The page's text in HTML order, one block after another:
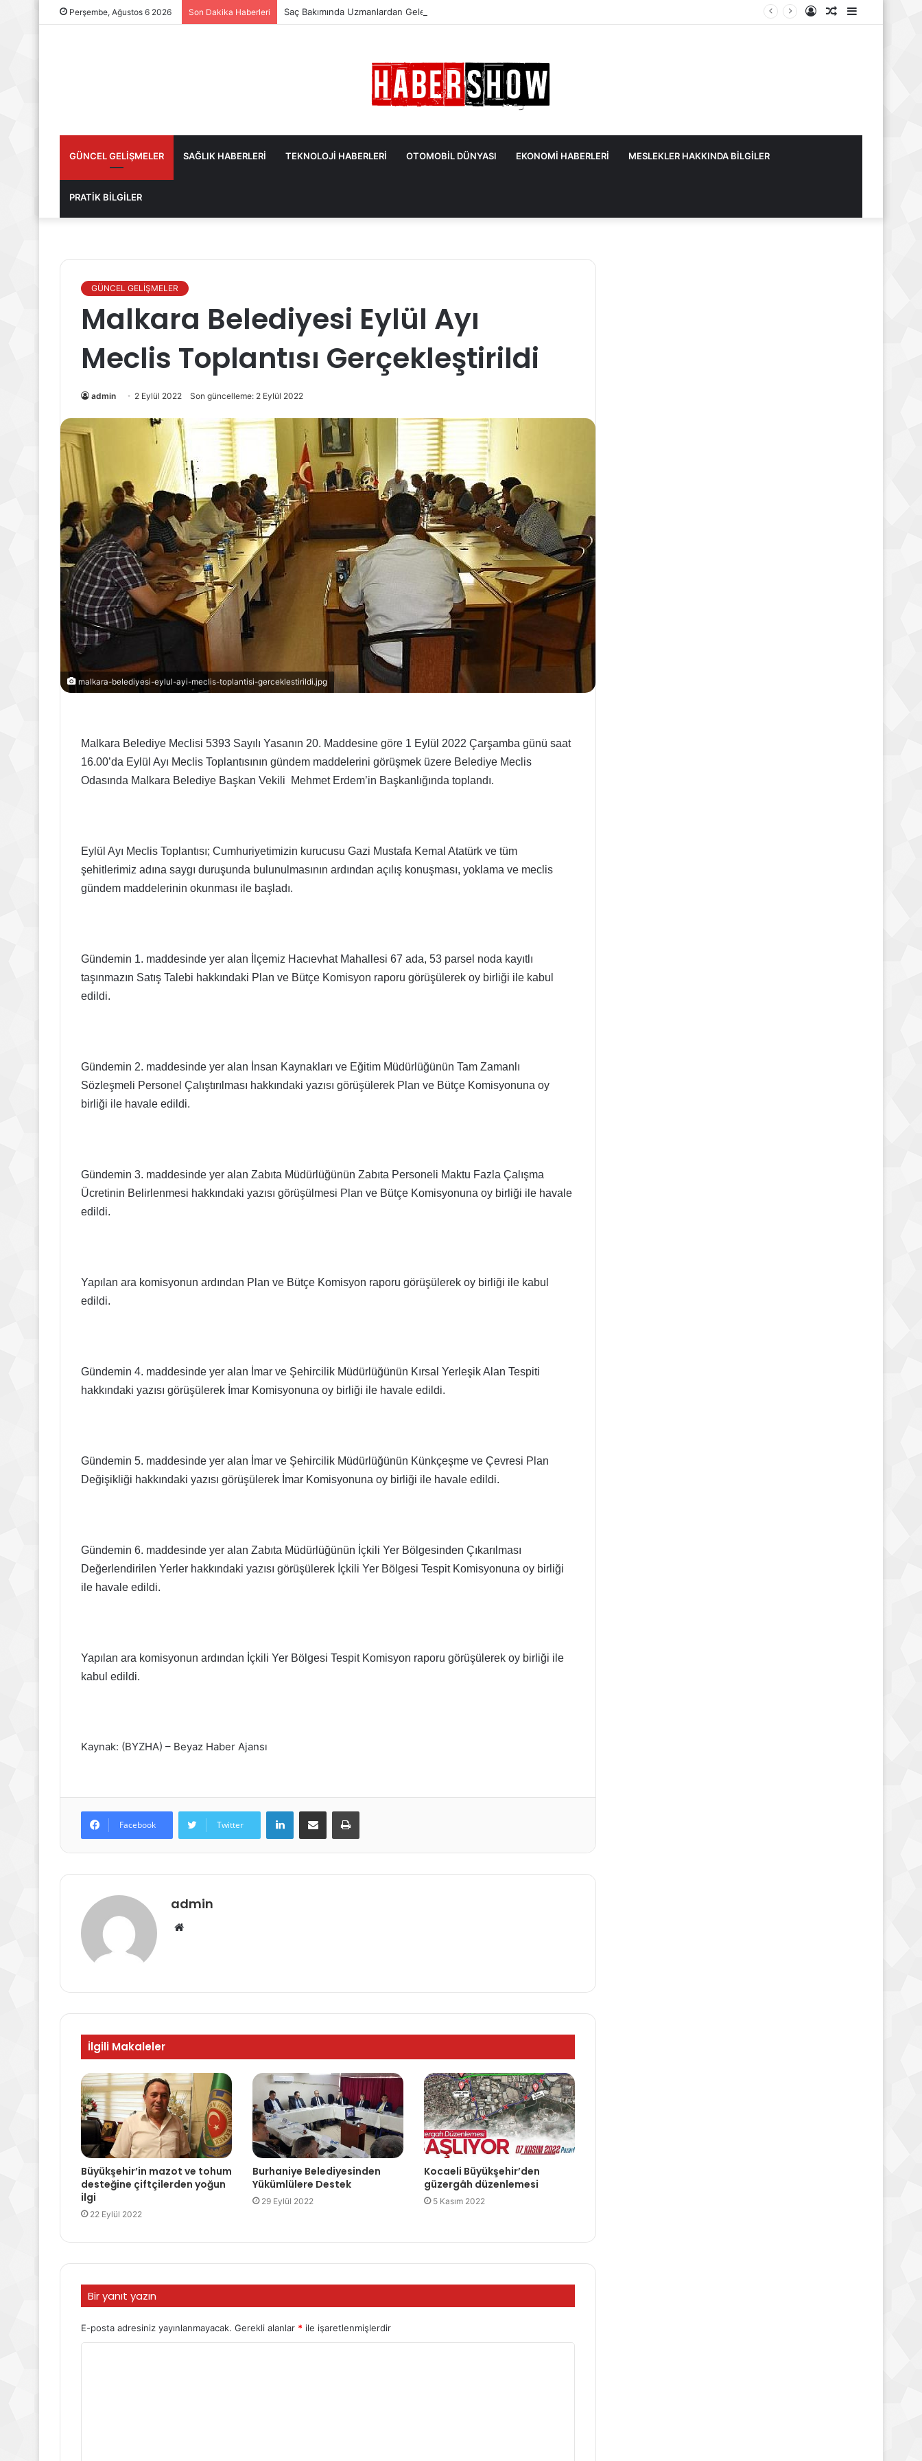
Perşembe, Ağustos 6 2026 Son Dakika Haberleri Saç Bakımında Uzmanlardan Gelen En Önemli İpuçları
Kenar
Rastgele
Kayıt
GÜNCEL GELİŞMELER SAĞLIK HABERLERİ TEKNOLOJİ HABERLERİ OTOMOBİL DÜNYASI EKONOMİ HABERLERİ MESLEKLER HAKKINDA BİLGİLER
PRATİK BİLGİLER
GÜNCEL GELİŞMELER
Malkara Belediyesi Eylül Ayı
Meclis Toplantısı Gerçekleştirildi
admin 2 Eylül 2022 Son güncelleme: 2 Eylül 2022
malkara-belediyesi-eylul-ayi-meclis-toplantisi-gerceklestirildi.jpg
Malkara Belediye Meclisi 5393 Sayılı Yasanın 20. Maddesine göre 1 Eylül 2022 Çarşamba günü saat
16.00’da Eylül Ayı Meclis Toplantısının gündem maddelerini görüşmek üzere Belediye Meclis
Odasında Malkara Belediye Başkan Vekili Mehmet Erdem’in Başkanlığında toplandı.
Eylül Ayı Meclis Toplantısı; Cumhuriyetimizin kurucusu Gazi Mustafa Kemal Atatürk ve tüm
şehitlerimiz adına saygı duruşunda bulunulmasının ardından açılış konuşması, yoklama ve meclis
gündem maddelerinin okunması ile başladı.
Gündemin 1. maddesinde yer alan İlçemiz Hacıevhat Mahallesi 67 ada, 53 parsel noda kayıtlı
taşınmazın Satış Talebi hakkındaki Plan ve Bütçe Komisyon raporu görüşülerek oy birliği ile kabul
edildi.
Gündemin 2. maddesinde yer alan İnsan Kaynakları ve Eğitim Müdürlüğünün Tam Zamanlı
Sözleşmeli Personel Çalıştırılması hakkındaki yazısı görüşülerek Plan ve Bütçe Komisyonuna oy
birliği ile havale edildi.
Gündemin 3. maddesinde yer alan Zabıta Müdürlüğünün Zabıta Personeli Maktu Fazla Çalışma
Ücretinin Belirlenmesi hakkındaki yazısı görüşülmesi Plan ve Bütçe Komisyonuna oy birliği ile havale
edildi.
Yapılan ara komisyonun ardından Plan ve Bütçe Komisyon raporu görüşülerek oy birliği ile kabul
edildi.
Gündemin 4. maddesinde yer alan İmar ve Şehircilik Müdürlüğünün Kırsal Yerleşik Alan Tespiti
hakkındaki yazısı görüşülerek İmar Komisyonuna oy birliği ile havale edildi.
Gündemin 5. maddesinde yer alan İmar ve Şehircilik Müdürlüğünün Künkçeşme ve Çevresi Plan
Değişikliği hakkındaki yazısı görüşülerek İmar Komisyonuna oy birliği ile havale edildi.
Gündemin 6. maddesinde yer alan Zabıta Müdürlüğünün İçkili Yer Bölgesinden Çıkarılması
Değerlendirilen Yerler hakkındaki yazısı görüşülerek İçkili Yer Bölgesi Tespit Komisyonuna oy birliği
ile havale edildi.
Yapılan ara komisyonun ardından İçkili Yer Bölgesi Tespit Komisyon raporu görüşülerek oy birliği ile
kabul edildi.
Kaynak: (BYZHA) – Beyaz Haber Ajansı
Facebook Twitter
LinkedInE-Posta ile paylaş Yazdır
admin
Web
İlgili Makaleler
Büyükşehir’in mazot ve tohum
desteğine çiftçilerden yoğun
ilgi
22 Eylül 2022
Burhaniye Belediyesinden
Yükümlülere Destek
29 Eylül 2022
Kocaeli Büyükşehir’den
güzergâh düzenlemesi
5 Kasım 2022
Bir yanıt yazın
E-posta adresiniz yayınlanmayacak. Gerekli alanlar * ile işaretlenmişlerdir